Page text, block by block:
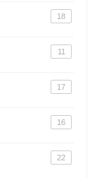
18
11
17
16
22